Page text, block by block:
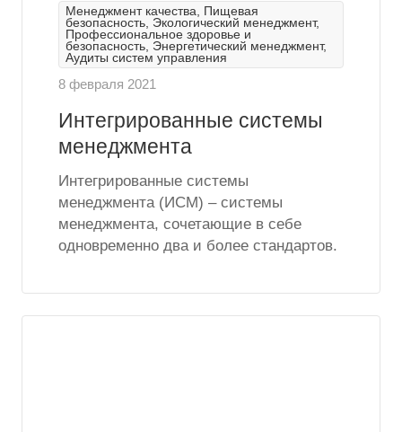
Менеджмент качества, Пищевая
безопасность, Экологический менеджмент,
Профессиональное здоровье и
безопасность, Энергетический менеджмент,
Аудиты систем управления
8 февраля 2021
Интегрированные системы
менеджмента
Интегрированные системы
менеджмента (ИСМ) – системы
менеджмента, сочетающие в себе
одновременно два и более стандартов.